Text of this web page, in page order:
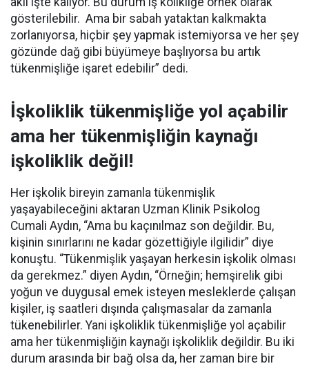
gösterilebilir. Ama bir sabah yataktan kalkmakta
zorlanıyorsa, hiçbir şey yapmak istemiyorsa ve her şey
gözünde dağ gibi büyümeye başlıyorsa bu artık
tükenmişliğe işaret edebilir” dedi.
İşkoliklik tükenmişliğe yol açabilir
ama her tükenmişliğin kaynağı
işkoliklik değil!
Her işkolik bireyin zamanla tükenmişlik
yaşayabileceğini aktaran Uzman Klinik Psikolog
Cumali Aydın, “Ama bu kaçınılmaz son değildir. Bu,
kişinin sınırlarını ne kadar gözettiğiyle ilgilidir” diye
konuştu. “Tükenmişlik yaşayan herkesin işkolik olması
da gerekmez.” diyen Aydın, “Örneğin; hemşirelik gibi
yoğun ve duygusal emek isteyen mesleklerde çalışan
kişiler, iş saatleri dışında çalışmasalar da zamanla
tükenebilirler. Yani işkoliklik tükenmişliğe yol açabilir
ama her tükenmişliğin kaynağı işkoliklik değildir. Bu iki
durum arasında bir bağ olsa da, her zaman bire bir